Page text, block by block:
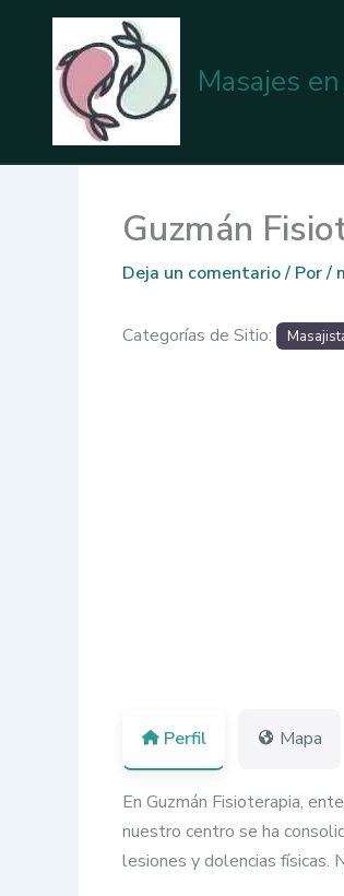
contenido
Masajes
Guzmán
Deja un comentario/ Por/
Categorías de Sitio:
Perfil Mapa
En Guzmán Fisioterapia,
nuestro centro se ha
lesiones y dolencias físicas.